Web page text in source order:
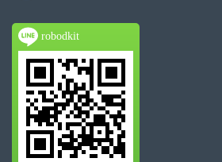
robodkit